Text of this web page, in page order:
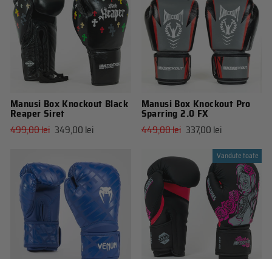
Manusi Box Knockout Black
Reaper Siret
Pret
499,00 lei Pret
349,00 lei
Manusi Box Knockout Pro
Sparring 2.0 FX
Pret
449,00 lei Pret
vanzare
337,00 lei
Vandute toate